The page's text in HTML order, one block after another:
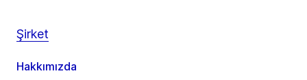
Şirket
Hakkımızda